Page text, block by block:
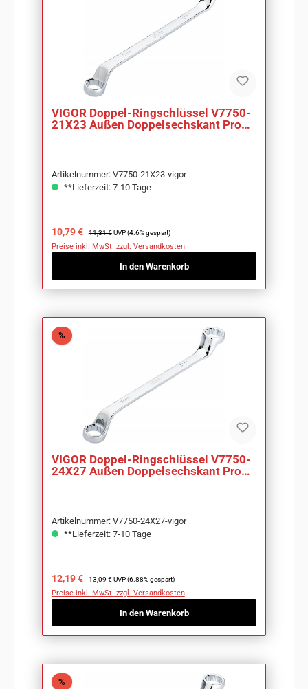
VIGOR Doppel-Ringschlüssel V7750-
21X23 Außen Doppelsechskant Profil
Artikelnummer: V7750-21X23-vigor
**Lieferzeit: 7-10 Tage
Verkaufspreis:
10,79 € Regulärer Preis:
11,31 € UVP (4.6% gespart)
Preise inkl. MwSt. zzgl. Versandkosten
In den Warenkorb
%Rabatt
VIGOR Doppel-Ringschlüssel V7750-
24X27 Außen Doppelsechskant Profil
Artikelnummer: V7750-24X27-vigor
**Lieferzeit: 7-10 Tage
Verkaufspreis:
12,19 € Regulärer Preis:
13,09 € UVP (6.88% gespart)
Preise inkl. MwSt. zzgl. Versandkosten
In den Warenkorb
%Rabatt